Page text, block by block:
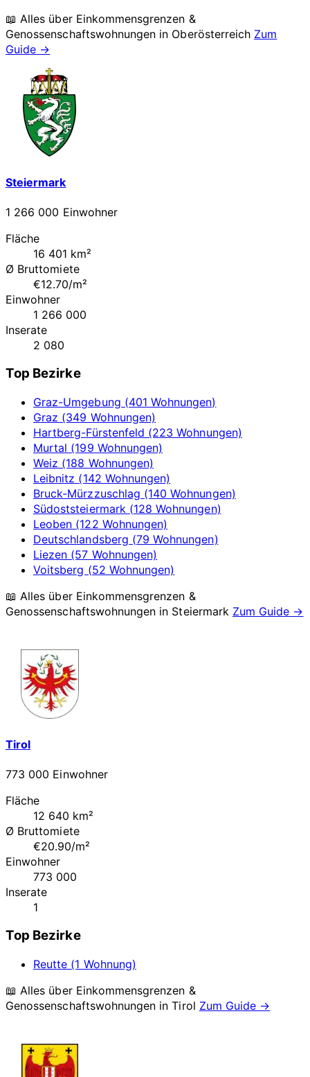
📖 Alles über Einkommensgrenzen &
Genossenschaftswohnungen in Oberösterreich Zum
Guide →
Steiermark
1 266 000 Einwohner
Fläche
16 401 km²
Ø Bruttomiete
€12.70/m²
Einwohner
1 266 000
Inserate
2 080
Top Bezirke
Graz-Umgebung (401 Wohnungen)
Graz (349 Wohnungen)
Hartberg-Fürstenfeld (223 Wohnungen)
Murtal (199 Wohnungen)
Weiz (188 Wohnungen)
Leibnitz (142 Wohnungen)
Bruck-Mürzzuschlag (140 Wohnungen)
Südoststeiermark (128 Wohnungen)
Leoben (122 Wohnungen)
Deutschlandsberg (79 Wohnungen)
Liezen (57 Wohnungen)
Voitsberg (52 Wohnungen)
📖 Alles über Einkommensgrenzen &
Genossenschaftswohnungen in Steiermark Zum Guide →
Tirol
773 000 Einwohner
Fläche
12 640 km²
Ø Bruttomiete
€20.90/m²
Einwohner
773 000
Inserate
1
Top Bezirke
Reutte (1 Wohnung)
📖 Alles über Einkommensgrenzen &
Genossenschaftswohnungen inTirol Zum Guide →